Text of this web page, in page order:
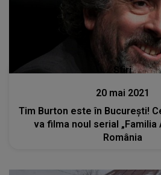
Stiri
20 mai 2021
Tim Burton este în București!
va filma noul serial „Familia
România